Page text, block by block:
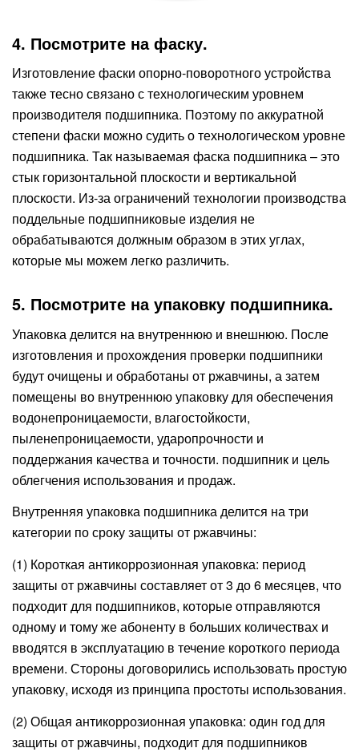
4. Посмотрите на фаску.
Изготовление фаски опорно-поворотного устройства
также тесно связано с технологическим уровнем
производителя подшипника. Поэтому по аккуратной
степени фаски можно судить о технологическом уровне
подшипника. Так называемая фаска подшипника – это
стык горизонтальной плоскости и вертикальной
плоскости. Из-за ограничений технологии производства
поддельные подшипниковые изделия не
обрабатываются должным образом в этих углах,
которые мы можем легко различить.
5. Посмотрите на упаковку подшипника.
Упаковка делится на внутреннюю и внешнюю. После
изготовления и прохождения проверки подшипники
будут очищены и обработаны от ржавчины, а затем
помещены во внутреннюю упаковку для обеспечения
водонепроницаемости, влагостойкости,
пыленепроницаемости, ударопрочности и
поддержания качества и точности. подшипник и цель
облегчения использования и продаж.
Внутренняя упаковка подшипника делится на три
категории по сроку защиты от ржавчины:
(1) Короткая антикоррозионная упаковка: период
защиты от ржавчины составляет от 3 до 6 месяцев, что
подходит для подшипников, которые отправляются
одному и тому же абоненту в больших количествах и
вводятся в эксплуатацию в течение короткого периода
времени. Стороны договорились использовать простую
упаковку, исходя из принципа простоты использования.
(2) Общая антикоррозионная упаковка: один год для
защиты от ржавчины, подходит для подшипников